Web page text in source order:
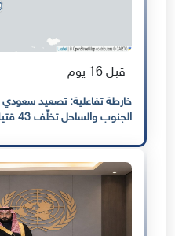
قبل 16 يوم
خارطة تفاعلية: تصعيد
الجنوب والساحل تخلّف 43 قتيلا